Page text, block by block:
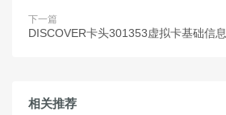
下一篇
DISCOVER卡头301353虚拟卡基础信息
相关推荐